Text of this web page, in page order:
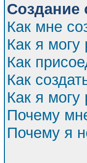
Создание
Как мне
Как я могу
Как
Как
Как я могу
Почему
Почему я